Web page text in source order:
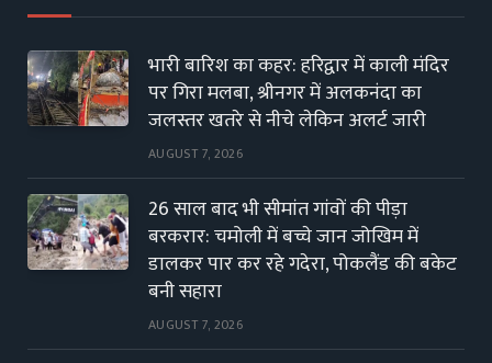
भारी बारिश का कहर: हरिद्वार में काली मंदिर
पर गिरा मलबा, श्रीनगर में अलकनंदा का
जलस्तर खतरे से नीचे लेकिन अलर्ट जारी
AUGUST 7, 2026
26 साल बाद भी सीमांत गांवों की पीड़ा
बरकरार: चमोली में बच्चे जान जोखिम में
डालकर पार कर रहे गदेरा, पोकलैंड की बकेट
बनी सहारा
AUGUST 7, 2026